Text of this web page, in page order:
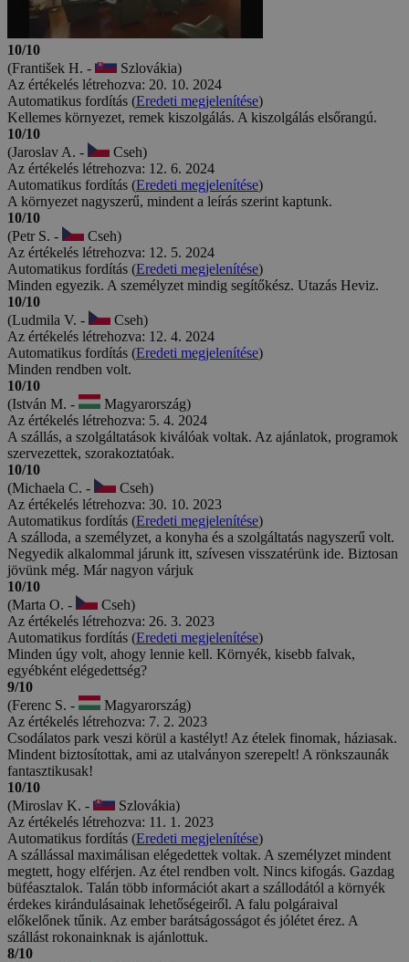
10/10
(František H. -
Szlovákia)
Az értékelés létrehozva: 20. 10. 2024
Automatikus fordítás (Eredeti megjelenítése)
Kellemes környezet, remek kiszolgálás. A kiszolgálás elsőrangú.
10/10
(Jaroslav A. -
Cseh)
Az értékelés létrehozva: 12. 6. 2024
Automatikus fordítás (Eredeti megjelenítése)
A környezet nagyszerű, mindent a leírás szerint kaptunk.
10/10
(Petr S. -
Cseh)
Az értékelés létrehozva: 12. 5. 2024
Automatikus fordítás (Eredeti megjelenítése)
Minden egyezik. A személyzet mindig segítőkész. Utazás Heviz.
10/10
(Ludmila V. -
Cseh)
Az értékelés létrehozva: 12. 4. 2024
Automatikus fordítás (Eredeti megjelenítése)
Minden rendben volt.
10/10
(István M. -
Magyarország)
Az értékelés létrehozva: 5. 4. 2024
A szállás, a szolgáltatások kiválóak voltak. Az ajánlatok, programok
szervezettek, szorakoztatóak.
10/10
(Michaela C. -
Cseh)
Az értékelés létrehozva: 30. 10. 2023
Automatikus fordítás (Eredeti megjelenítése)
A szálloda, a személyzet, a konyha és a szolgáltatás nagyszerű volt.
Negyedik alkalommal járunk itt, szívesen visszatérünk ide. Biztosan
jövünk még. Már nagyon várjuk
10/10
(Marta O. -
Cseh)
Az értékelés létrehozva: 26. 3. 2023
Automatikus fordítás (Eredeti megjelenítése)
Minden úgy volt, ahogy lennie kell. Környék, kisebb falvak,
egyébként elégedettség?
9/10
(Ferenc S. -
Magyarország)
Az értékelés létrehozva: 7. 2. 2023
Csodálatos park veszi körül a kastélyt! Az ételek finomak, háziasak.
Mindent biztosítottak, ami az utalványon szerepelt! A rönkszaunák
fantasztikusak!
10/10
(Miroslav K. -
Szlovákia)
Az értékelés létrehozva: 11. 1. 2023
Automatikus fordítás (Eredeti megjelenítése)
A szállással maximálisan elégedettek voltak. A személyzet mindent
megtett, hogy elférjen. Az étel rendben volt. Nincs kifogás. Gazdag
büféasztalok. Talán több információt akart a szállodától a környék
érdekes kirándulásainak lehetőségeiről. A falu polgáraival
előkelőnek tűnik. Az ember barátságosságot és jólétet érez. A
szállást rokonainknak is ajánlottuk.
8/10